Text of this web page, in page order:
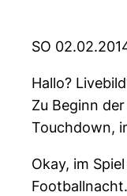
SO
Hallo?
Zu Beginn
Touchdown,
Okay, im